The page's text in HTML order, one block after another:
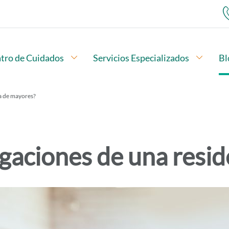
de Cuidados Abrir subopciones
Servicios Especializados Abrir
una residencia de mayores?
de mayores?
de una